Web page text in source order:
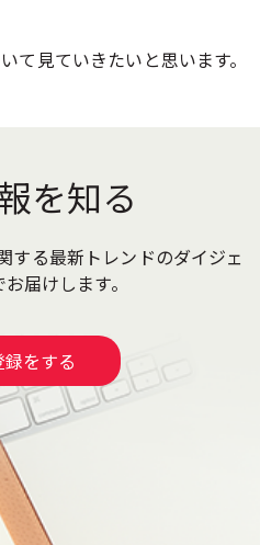
て見ていきたいと思います。
を知る
する最新トレンドのダイジェ
お届けします。
をする